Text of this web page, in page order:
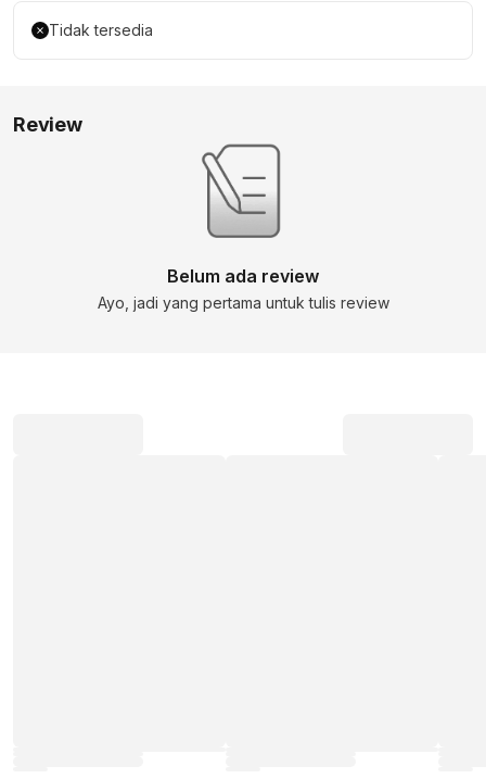
Tidak tersedia
Review
Belum ada review
Ayo, jadi yang pertama untuk tulis review